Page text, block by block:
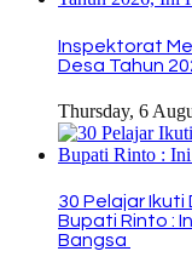
Inspektorat
Desa Tahun
Thursday, 6
30 Pelajar Ikuti
Bupati Rinto :
Bangsa